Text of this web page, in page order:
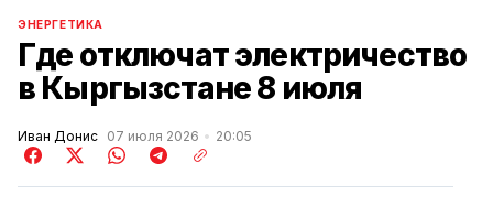
ЭНЕРГЕТИКА
Где отключат электричество
в Кыргызстане 8 июля
Иван Донис 07 июля 2026 20:05